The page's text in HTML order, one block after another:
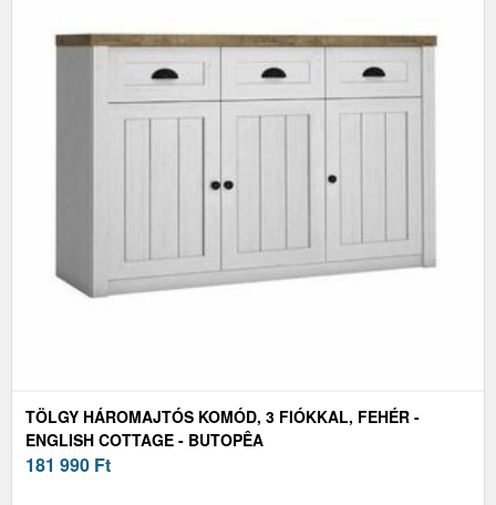
TÖLGY HÁROMAJTÓS KOMÓD, 3 FIÓKKAL, FEHÉR -
ENGLISH COTTAGE - BUTOPÊA
181 990 Ft